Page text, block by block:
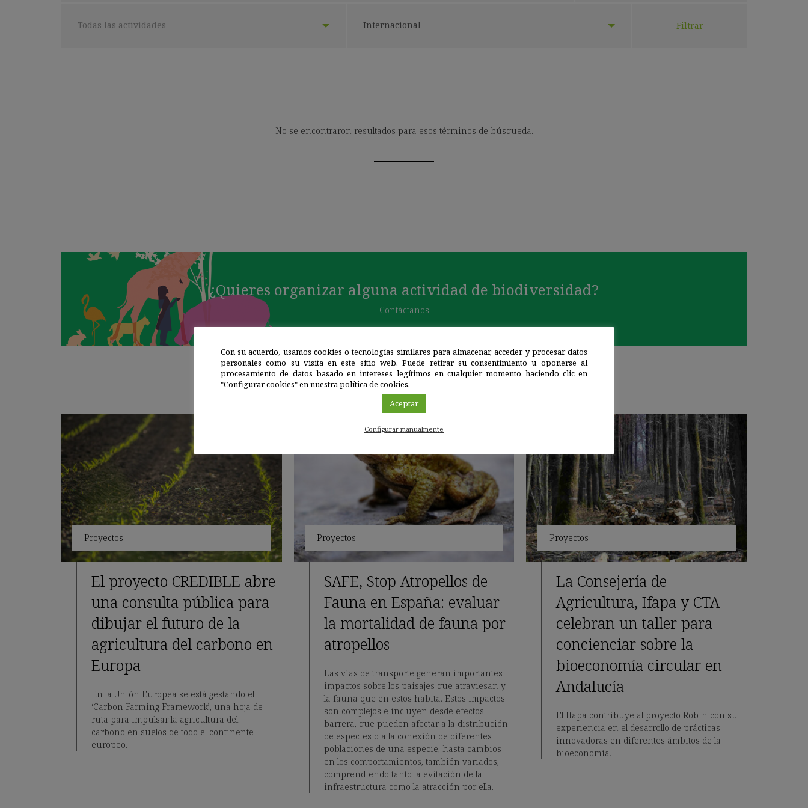
Seleccionar
categoría:
Todas las actividades
Seleccionar
localización:
Internacional
No se encontraron resultados para esos términos de búsqueda.
¿Quieres organizar alguna actividad de biodiversidad?
Contáctanos
PROYECTOS
Proyectos
El proyecto CREDIBLE abre
una consulta pública para
dibujar el futuro de la
agricultura del carbono en
Europa
En la Unión Europea se está gestando el
‘Carbon Farming Framework’, una hoja de
ruta para impulsar la agricultura del
carbono en suelos de todo el continente
europeo.
Proyectos
SAFE, Stop Atropellos de
Fauna en España: evaluar
la mortalidad de fauna por
atropellos
Las vías de transporte generan importantes
impactos sobre los paisajes que atraviesan y
la fauna que en estos habita. Estos impactos
son complejos e incluyen desde efectos
barrera, que pueden afectar a la distribución
de especies o a la conexión de diferentes
poblaciones de una especie, hasta cambios
en los comportamientos, también variados,
comprendiendo tanto la evitación de la
infraestructura como la atracción por ella.
Proyectos
La Consejería de
Agricultura, Ifapa y CTA
celebran un taller para
concienciar sobre la
bioeconomía circular en
Andalucía
El Ifapa contribuye al proyecto Robin con su
experiencia en el desarrollo de prácticas
innovadoras en diferentes ámbitos de la
bioeconomía.
Con su acuerdo, usamos cookies o tecnologías similares para almacenar, acceder y procesar datos
personales como su visita en este sitio web. Puede retirar su consentimiento u oponerse al
procesamiento de datos basado en intereses legítimos en cualquier momento haciendo clic en
"Configurar cookies" en nuestra política de cookies.
Aceptar
Configurar manualmente